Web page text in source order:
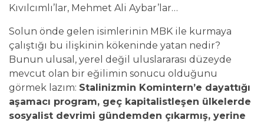
Kıvılcımlı’lar, Mehmet Ali Aybar’lar…
Solun önde gelen isimlerinin MBK ile kurmaya
çalıştığı bu ilişkinin kökeninde yatan nedir?
Bunun ulusal, yerel değil uluslararası düzeyde
mevcut olan bir eğilimin sonucu olduğunu
görmek lazım: Stalinizmin Komintern’e dayattığı
aşamacı program, geç kapitalistleşen ülkelerde
sosyalist devrimi gündemden çıkarmış, yerine